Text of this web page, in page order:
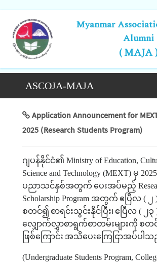
Myanmar
Alumni
( MAJA
ASCOJA-MAJA
Application Announcement for
2025 (Research Students Program)
ဂျပန်နိုင်ငံ၏ Ministry of Education,
Science and Technology (MEXT) မှ 2025
ပညာသင်နှစ်အတွက် ပေးအပ်မည့်
Scholarship Program အတွက် ဧပြီလ ( ၂
စတင်၍ စာရင်းသွင်းနိုင်ပြီး၊ ဧပြီလ ( ၂၃
လျှောက်လွှာစာရွက်စာတမ်းများကို စတ
ဖြစ်ကြောင်း အသိပေးကြေငြာအပ်ပါသ
(Undergraduate Students Program,